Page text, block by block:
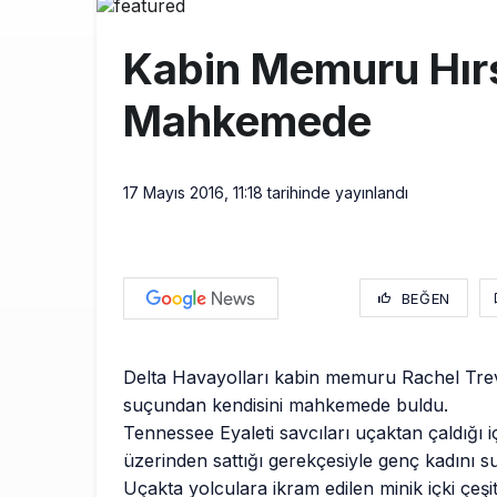
18:40 SunExpress
17:59
Kabin Memuru
Mahkemede
17 Mayıs 2016, 11:18 tarihinde yayınlandı
BEĞEN
Delta Havayolları kabin memuru Rachel
suçundan kendisini mahkemede buldu.
Tennessee Eyaleti savcıları uçaktan çaldığı
üzerinden sattığı gerekçesiyle genç kadını
Uçakta yolculara ikram edilen minik içki